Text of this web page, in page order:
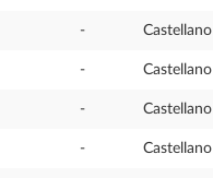
- Castellano
- Castellano
- Castellano
- Castellano